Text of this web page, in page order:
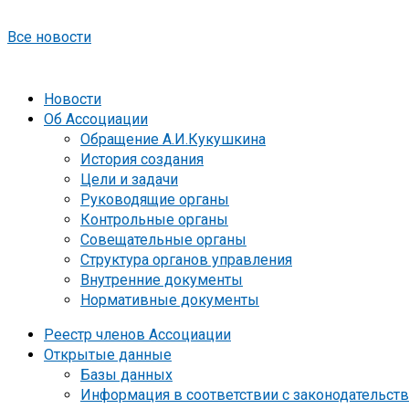
Все новости
Новости
Об Ассоциации
Обращение А.И.Кукушкина
История создания
Цели и задачи
Руководящие органы
Контрольные органы
Совещательные органы
Структура органов управления
Внутренние документы
Нормативные документы
Реестр членов Ассоциации
Открытые данные
Базы данных
Информация в соответствии с